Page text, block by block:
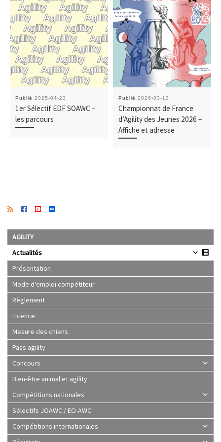
Publié 2025-04-23
1er Sélectif EDF SOAWC –
les parcours
Publié 2026-03-12
Championnat de France
d’Agility des Jeunes 2026 –
Affiche et adresse
AGILITY
Actualités
Présentation
Mode d'emploi compétiteur
Règlement
Licence
Mesure des chiens
Pass agility
Concours
Bien-être animal et agility
Compétitions nationales
Sélectifs JOAWC / EO-AWC
Compétitions internationales